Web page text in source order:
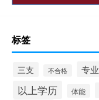
标签
三支 不合格 专业
以上学历 体能